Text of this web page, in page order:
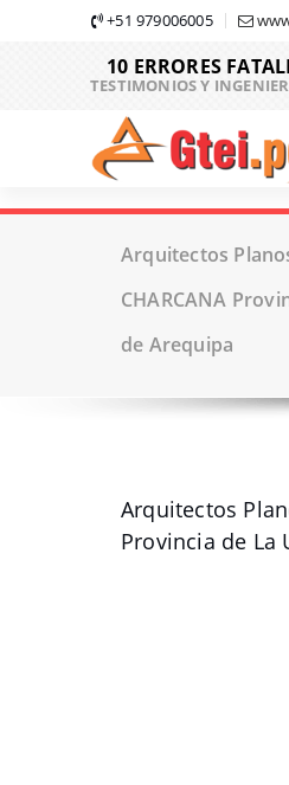
+51 979006005
10 ERRORES
TESTIMONIOS Y
Arquitectos
CHARCANA
de Arequipa
Arquitectos
Provincia de La